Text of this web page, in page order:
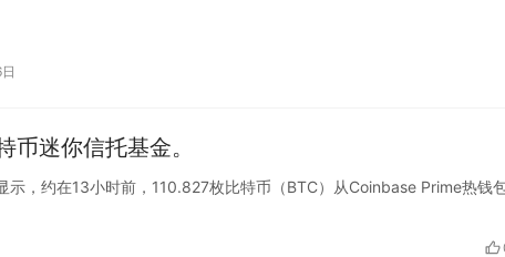
迷你信托基金。
，约在13小时前，110.827枚比特币（BTC）从Coinbase Prime热钱